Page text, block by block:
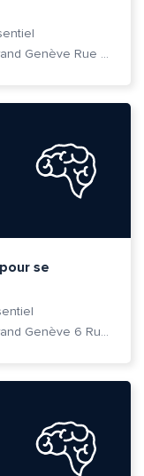
Cité des Métiers du Grand Genève Rue Prévost-Martin 6 1205 Genève
se
Cité des Métiers du Grand Genève 6 Rue Prévost-Martin 1205 Genève
page?